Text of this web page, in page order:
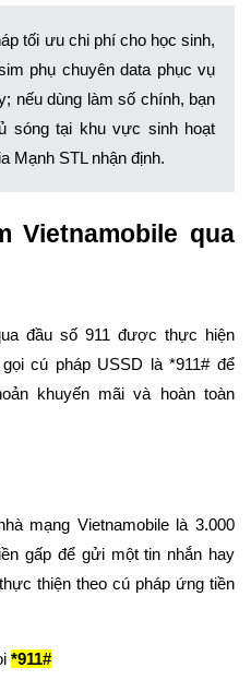
tối ưu chi phí cho học sinh,
phụ chuyên data phục vụ
nếu dùng làm số chính, bạn
sóng tại khu vực sinh hoạt
Mạnh STL nhận định.
Vietnamobile qua
đầu số 911 được thực hiện
cú pháp USSD là *911# để
khuyến mãi và hoàn toàn
mạng Vietnamobile là 3.000
gấp để gửi một tin nhắn hay
thiện theo cú pháp ứng tiền
*911#